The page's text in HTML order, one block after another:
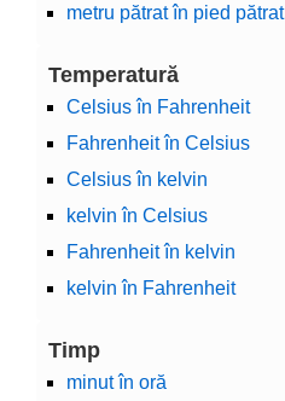
metru pătrat în pied pătrat
Temperatură
Celsius în Fahrenheit
Fahrenheit în Celsius
Celsius în kelvin
kelvin în Celsius
Fahrenheit în kelvin
kelvin în Fahrenheit
Timp
minut în oră